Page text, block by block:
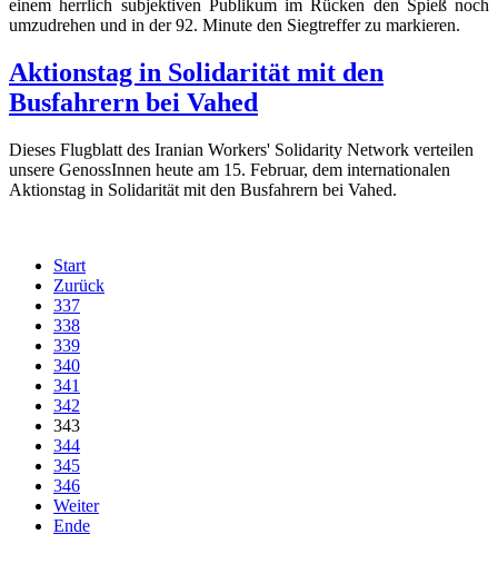
einem herrlich subjektiven Publikum im Rücken den Spieß noch
umzudrehen und in der 92. Minute den Siegtreffer zu markieren.
Aktionstag in Solidarität mit den
Busfahrern bei Vahed
Dieses Flugblatt des Iranian Workers' Solidarity Network verteilen
unsere GenossInnen heute am 15. Februar, dem internationalen
Aktionstag in Solidarität mit den Busfahrern bei Vahed.
Start
Zurück
337
338
339
340
341
342
343
344
345
346
Weiter
Ende